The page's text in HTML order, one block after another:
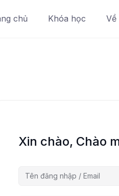
chủ Khóa học Về
Xin chào, Chào